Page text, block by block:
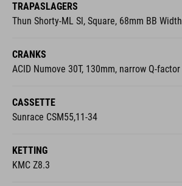
TRAPASLAGERS
Thun Shorty-ML Sl, Square, 68mm BB Width
CRANKS
ACID Numove 30T, 130mm, narrow Q-factor
CASSETTE
Sunrace CSM55,11-34
KETTING
KMC Z8.3